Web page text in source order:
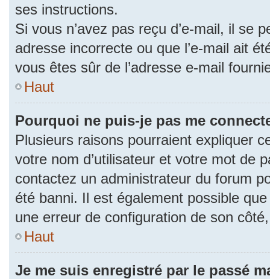
ses instructions.
Si vous n’avez pas reçu d’e-mail, il se
adresse incorrecte ou que l’e-mail ait
vous êtes sûr de l’adresse e-mail
Haut
Pourquoi ne puis-je pas me
Plusieurs raisons pourraient expliquer
votre nom d’utilisateur et votre mot de
contactez un administrateur du forum
été banni. Il est également possible
une erreur de configuration de son
Haut
Je me suis enregistré par le passé